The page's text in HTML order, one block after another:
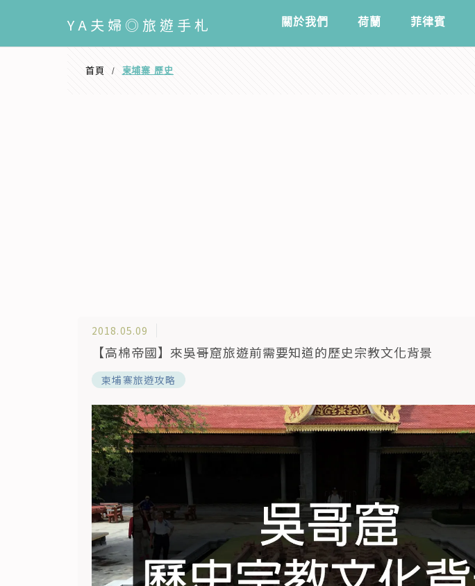
YA 夫婦◎旅遊手札 關於我們 ️荷蘭 菲律賓
首頁 / 柬埔寨 歷史
2018.05.09
【高棉帝國】來吳哥窟旅遊前需要知道的歷史宗教文化背景
柬埔寨旅遊攻略